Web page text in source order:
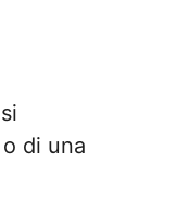
di una